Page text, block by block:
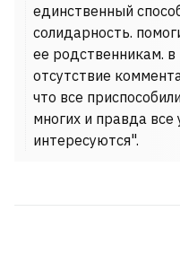
единственный
солидарность.
ее родственникам.
отсутствие
что все
многих и правда все
интересуются".
ЗША шукаюць
новага
Дэлсі Радрыгес